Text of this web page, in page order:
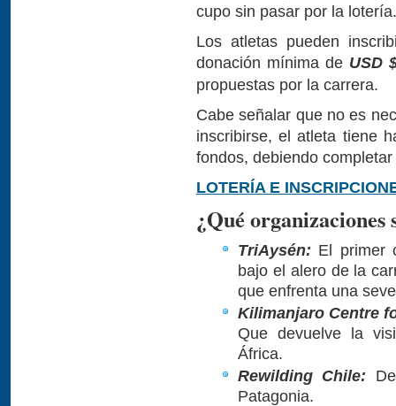
cupo sin pasar por la lotería.
Los atletas pueden
donación mínima de USD
propuestas por la carrera.
Cabe señalar que no es
inscribirse, el atleta tiene
fondos, debiendo
LOTERÍA E
¿Qué organizaciones
TriAysén: El primer
bajo el alero de la
que enfrenta una
Kilimanjaro Centre
Que devuelve la
África.
Rewilding Chile:
Patagonia.